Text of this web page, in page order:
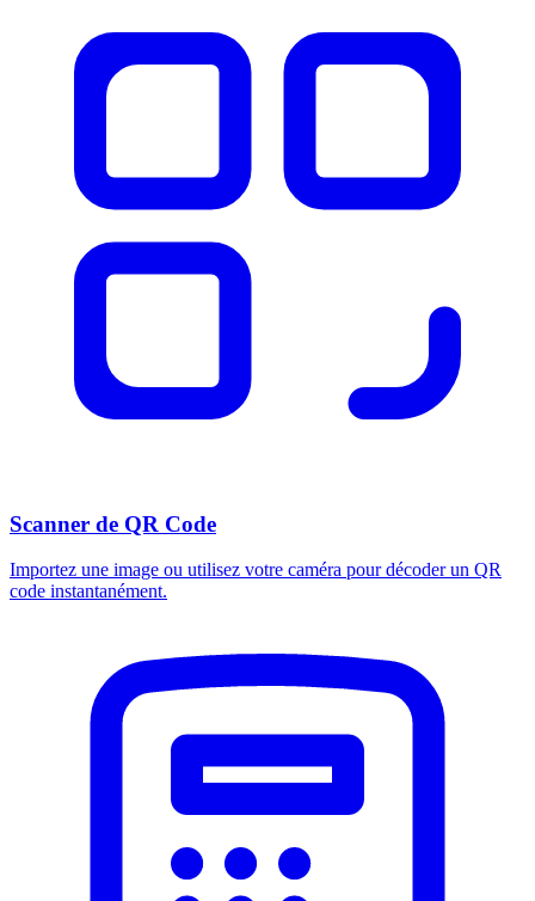
Scanner de QR Code
Importez une image ou utilisez votre caméra pour décoder un QR
code instantanément.